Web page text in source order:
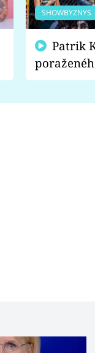
SHOWBYZNYS
fanoušci